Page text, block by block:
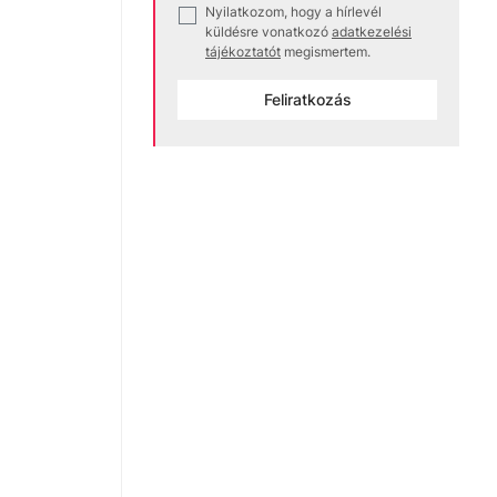
✓
Nyilatkozom, hogy a hírlevél
küldésre vonatkozó adatkezelési
tájékoztatót megismertem.
Feliratkozás